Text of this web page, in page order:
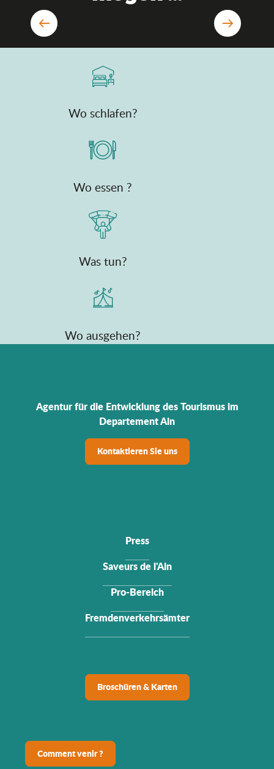
Saveurs de l'Ain®, das Erlebnis am
Wo schlafen?
Wo essen ?
Was tun?
Wo ausgehen?
Agentur für die Entwicklung des Tourismus im
Departement Ain
Kontaktieren Sie uns
Press
Saveurs de l'Ain
Pro-Bereich
Fremdenverkehrsämter
Broschüren & Karten
Comment venir ?